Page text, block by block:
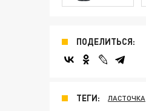
ПОДЕЛИТЬСЯ:
ТЕГИ: ЛАСТОЧКА